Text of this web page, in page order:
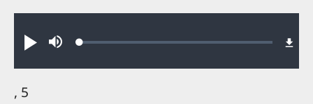
Play MuteLoaded:
, 5